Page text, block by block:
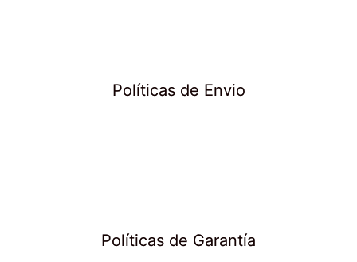
Políticas de Envio
Políticas de Garantía